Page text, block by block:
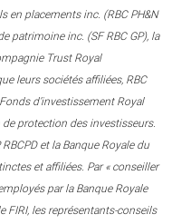
en placements inc. (RBC PH&N
patrimoine inc. (SF RBC GP), la
Trust Royal
leurs sociétés affiliées, RBC
d’investissement Royal
protection des investisseurs.
RBCPD et la Banque Royale du
et affiliées. Par « conseiller
par la Banque Royale
FIRI, les représentants-conseils